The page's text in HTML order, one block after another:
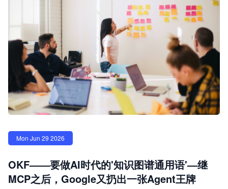
Mon Jun 29 2026
OKF——要做AI时代的'知识图谱通用语'—继
MCP之后，Google又扔出一张Agent王牌